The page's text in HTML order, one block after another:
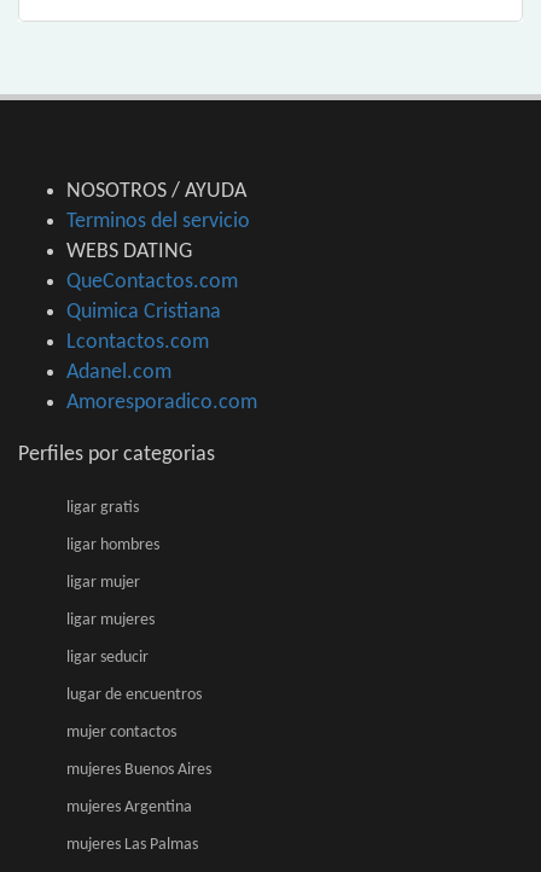
NOSOTROS / AYUDA
Terminos del servicio
WEBS DATING
QueContactos.com
Quimica Cristiana
Lcontactos.com
Adanel.com
Amoresporadico.com
Perfiles por categorias
ligar gratis
ligar hombres
ligar mujer
ligar mujeres
ligar seducir
lugar de encuentros
mujer contactos
mujeres Buenos Aires
mujeres Argentina
mujeres Las Palmas